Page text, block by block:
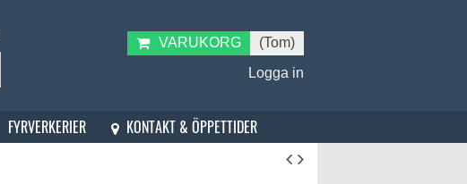
VARUKORG
(Tom)
Logga in
FYRVERKERIER KONTAKT & ÖPPETTIDER